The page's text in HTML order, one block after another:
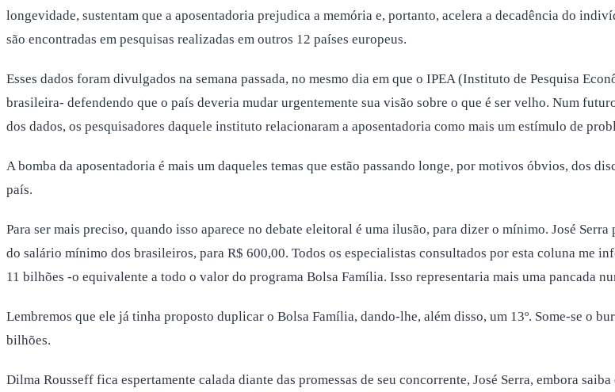
longevidade, sustentam que a aposentadoria prejudica a memória e, portanto, acelera a decadência do
são encontradas em pesquisas realizadas em outros 12 países europeus.
Esses dados foram divulgados na semana passada, no mesmo dia em que o IPEA (Instituto de Pesquisa
brasileira- defendendo que o país deveria mudar urgentemente sua visão sobre o que é ser velho. Num
dos dados, os pesquisadores daquele instituto relacionaram a aposentadoria como mais um estímulo de
A bomba da aposentadoria é mais um daqueles temas que estão passando longe, por motivos óbvios, dos
país.
Para ser mais preciso, quando isso aparece no debate eleitoral é uma ilusão, para dizer o mínimo. José
do salário mínimo dos brasileiros, para R$ 600,00. Todos os especialistas consultados por esta coluna me
11 bilhões -o equivalente a todo o valor do programa Bolsa Família. Isso representaria mais uma pancada
Lembremos que ele já tinha proposto duplicar o Bolsa Família, dando-lhe, além disso, um 13º. Some-se o
bilhões.
Dilma Rousseff fica espertamente calada diante das promessas de seu concorrente, José Serra, embora